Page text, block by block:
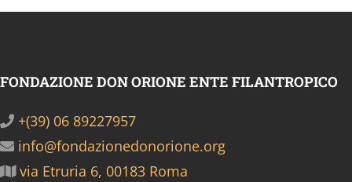
FONDAZIONE DON ORIONE ENTE FILANTROPICO
+(39) 06 89227957
info@fondazionedonorione.org
via Etruria 6, 00183 Roma